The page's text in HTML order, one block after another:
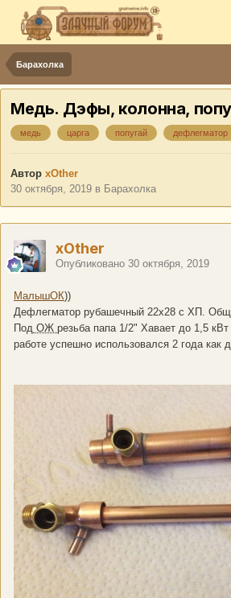
Барахолка
Медь. Дэфы, колонна,
медь царга попугай дефлегматор
Автор xOther
30 октября, 2019 в Барахолка
xOther
Опубликовано 30 октября, 2019
МалышОК))
Дефлегматор рубашечный 22х28 с ХП.
Под ОЖ резьба папа 1/2" Хавает до 1,5
работе успешно использовался 2 года как